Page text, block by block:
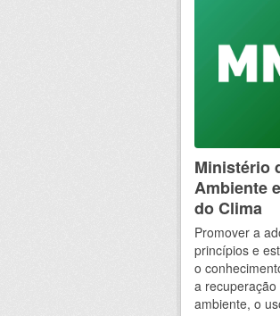
Ministério
Ambiente
do Clima
Promover a
princípios e
o
a recuperação
ambiente, o